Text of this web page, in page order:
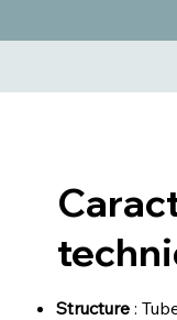
Structure :